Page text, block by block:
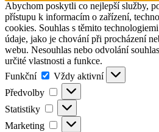
Abychom poskytli co nejlepší služby,
přístupu k informacím o zařízení,
cookies. Souhlas s těmito
údaje, jako je chování při procházení
webu. Nesouhlas nebo odvolání
určité vlastnosti a funkce.
Funkční
Funkční
Vždy aktivní
Předvolby
Předvolby
Statistiky Statistiky
Marketing Marketing